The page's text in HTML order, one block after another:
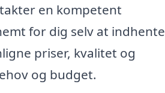
en kompetent
for dig selv at indhente
priser, kvalitet og
og budget.